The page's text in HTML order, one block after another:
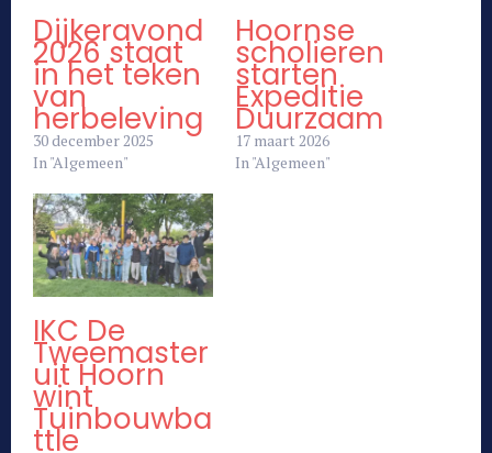
Dijkeravond
2026 staat
in het teken
van
herbeleving
30 december 2025
In "Algemeen"
Hoornse
scholieren
starten
Expeditie
Duurzaam
17 maart 2026
In "Algemeen"
IKC De
Tweemaster
uit Hoorn
wint
Tuinbouwba
ttle